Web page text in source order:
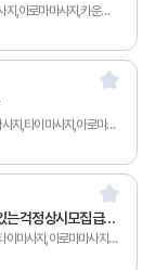
급여협의 / 50세 이하 / 무관 / 무관 / 협의 / 스웨디시마사지,타이마사지,아로마마사지,카운터관리,토탈샵관리,1인샵,홈케어,림프
일급 50만이상 / 50세 이하 / 무관 / 무관 / 아르바이트 / 스웨디시마사지,타이마사지,아로마마사지,남녀왁싱,카운터관리,토탈샵관리,1인샵,홈케어,림프
경기 평택시 아야 하나요 연락주시는 분들이 대부분 가지고 있는 걱정 상시모집 급여협의
급여협의 / 50세 이하 / 무관 / 무관 / 아르바이트 / 스웨디시마사지,타이마사지,아로마마사지,남녀왁싱,토탈샵관리,1인샵,홈케어,림프